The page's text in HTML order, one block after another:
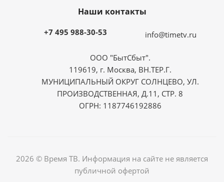
Наши контакты
+7 495 988-30-53 info@timetv.ru
ООО "БытСбыт".
119619, г. Москва, ВН.ТЕР.Г.
МУНИЦИПАЛЬНЫЙ ОКРУГ СОЛНЦЕВО, УЛ.
ПРОИЗВОДСТВЕННАЯ, Д.11, СТР. 8
ОГРН: 1187746192886
2026 © Время ТВ. Информация на сайте не является
публичной офертой